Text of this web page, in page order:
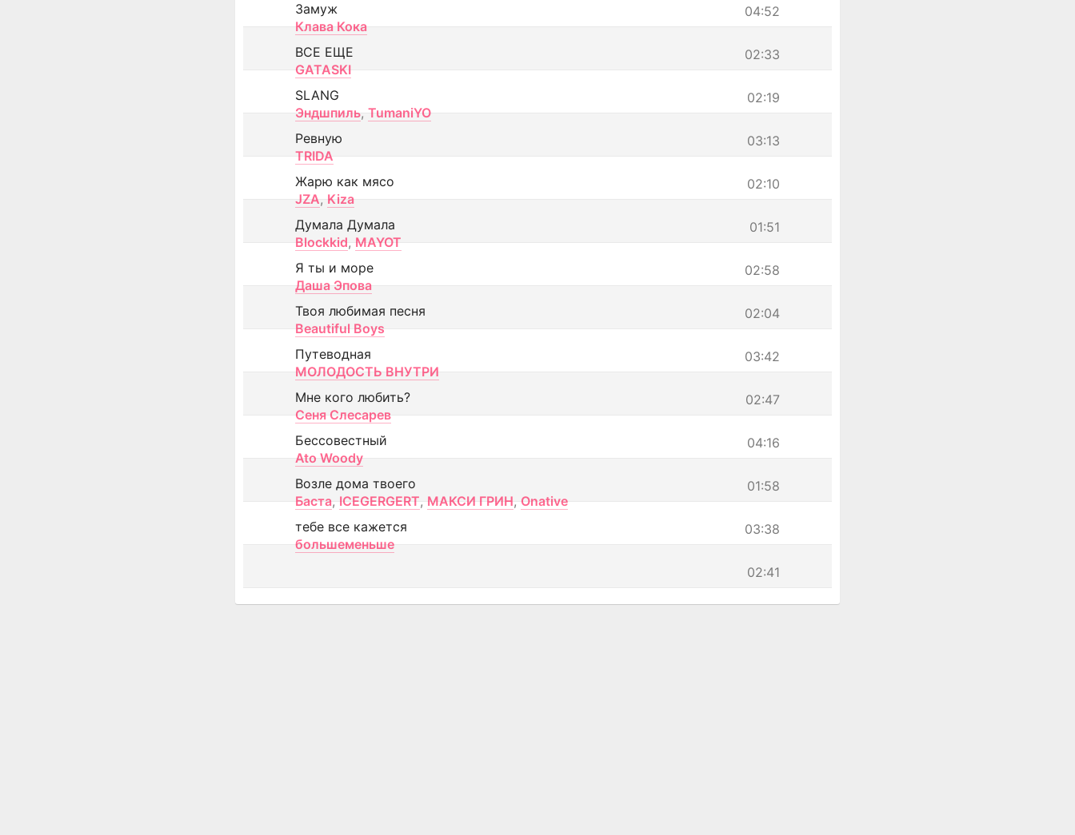
04:52
Замуж
Клава Кока
02:33
ВСЕ ЕЩЕ
GATASKI
02:19
SLANG
Эндшпиль, TumaniYO
03:13
Ревную
TRIDA
02:10
Жарю как мясо
JZA, Kiza
01:51
Думала Думала
Blockkid, MAYOT
02:58
Я ты и море
Даша Эпова
02:04
Твоя любимая песня
Beautiful Boys
03:42
Путеводная
МОЛОДОСТЬ ВНУТРИ
02:47
Мне кого любить?
Сеня Слесарев
04:16
Бессовестный
Ato Woody
01:58
Возле дома твоего
Баста, ICEGERGERT, МАКСИ ГРИН, Onative
03:38
тебе все кажется
большеменьше
02:41